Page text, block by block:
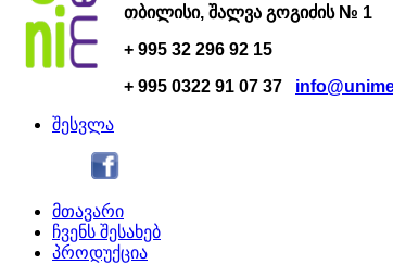
თბილისი, შალვა გოგიძის № 1
+ 995 32 296 92 15
+ 995 0322 91 07 37
შესვლა
მთავარი
ჩვენს შესახებ
პროდუქცია